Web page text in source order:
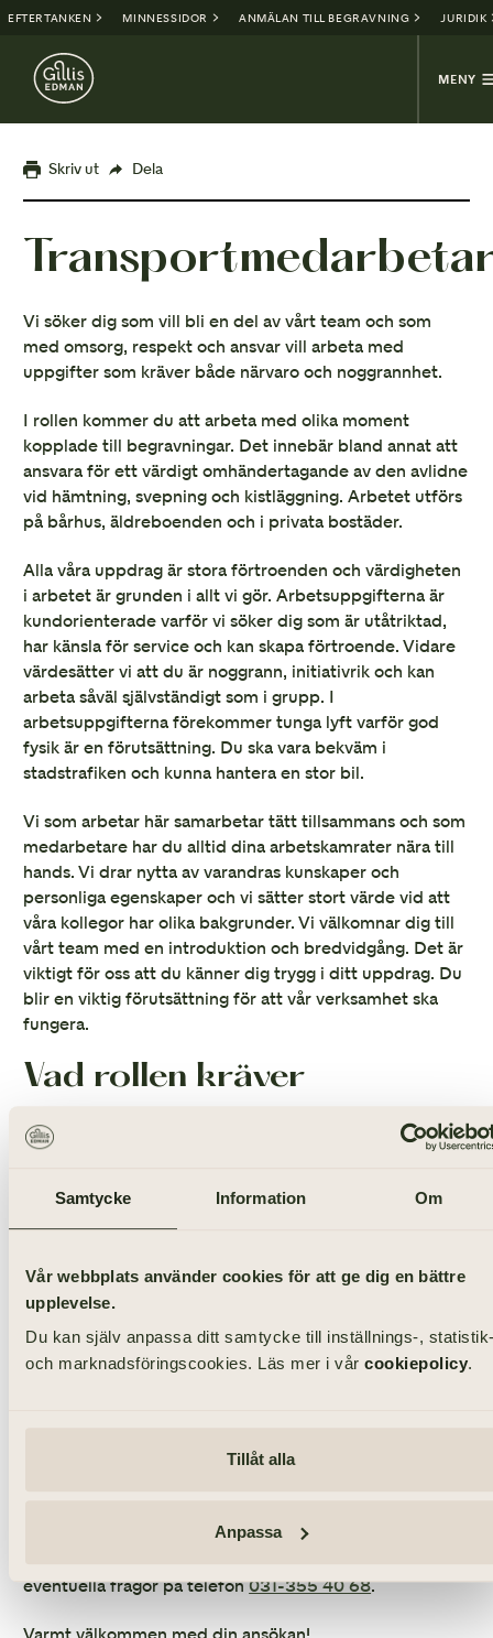
Samtycke Information Om
Vår webbplats använder cookies för att ge dig en bättre
upplevelse.
Du kan själv anpassa ditt samtycke till inställnings-,
och marknadsföringscookies. Läs mer i vår cookiepolicy.
Tillåt alla
Anpassa
EFTERTANKEN MINNESSIDOR ANMÄLAN TILL BEGRAVNING JURIDIK
MENY
Skriv ut Dela
Transport
Vi söker dig som vill bli en del av vårt team och som
med omsorg, respekt och ansvar vill arbeta med
uppgifter som kräver både närvaro och noggrannhet.
I rollen kommer du att arbeta med olika moment
kopplade till begravningar. Det innebär bland annat att
ansvara för ett värdigt omhändertagande av den avlidne
vid hämtning, svepning och kistläggning. Arbetet utförs
på bårhus, äldreboenden och i privata bostäder.
Alla våra uppdrag är stora förtroenden och värdigheten
i arbetet är grunden i allt vi gör. Arbetsuppgifterna är
kundorienterade varför vi söker dig som är utåtriktad,
har känsla för service och kan skapa förtroende. Vidare
värdesätter vi att du är noggrann, initiativrik och kan
arbeta såväl självständigt som i grupp. I
arbetsuppgifterna förekommer tunga lyft varför god
fysik är en förutsättning. Du ska vara bekväm i
stadstrafiken och kunna hantera en stor bil.
Vi som arbetar här samarbetar tätt tillsammans och som
medarbetare har du alltid dina arbetskamrater nära till
hands. Vi drar nytta av varandras kunskaper och
personliga egenskaper och vi sätter stort värde vid att
våra kollegor har olika bakgrunder. Vi välkomnar dig till
vårt team med en introduktion och bredvidgång. Det är
viktigt för oss att du känner dig trygg i ditt uppdrag. Du
blir en viktig förutsättning för att vår verksamhet ska
fungera.
Vad rollen kräver
Aktiviteter dokumenteras i vårt begravningssystem,
varför god datavana och kunskaper i Officepaketet
skrift. Kunskaper i ytterligare språk utöver svenska är
meriterande. Att du har B-körkort är ett krav. Innehar
Tjänsten är en tillsvidareanställning på heltid med start
enligt överenskommelse. Gillis Edman Begravning och
Familjejuridik tillämpar alltid sex månaders
provanställning. Tjänsten innebär arbete dagtid och
rekryterande chef Håkan Friberg
eventuella frågor på telefon031-355 40 68.